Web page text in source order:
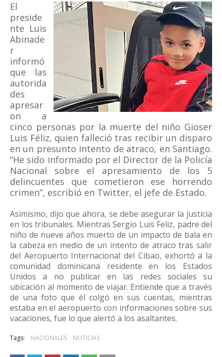
El
preside
nte Luis
Abinade
r
informó
que las
autorida
des
apresar
on a
cinco personas por la muerte del niño Gioser
Luis Féliz, quien falleció tras recibir un disparo
en un presunto intento de atraco, en Santiago.
“He sido informado por el Director de la Policía
Nacional sobre el apresamiento de los 5
delincuentes que cometieron ese horrendo
crimen”, escribió en Twitter, el jefe de Estado.
Asimismo, dijo que ahora, se debe asegurar la justicia
en los tribunales. Mientras Sergio Luis Feliz, padre del
niño de nueve años muerto de un impacto de bala en
la cabeza en medio de un intento de atraco tras salir
del Aeropuerto Internacional del Cibao, exhortó a la
comunidad dominicana residente en los Estados
Unidos a no publicar en las redes sociales su
ubicación al momento de viajar. Entiende que a través
de una foto que él colgó en sus cuentas, mientras
estaba en el aeropuerto con informaciones sobre sus
vacaciones, fue lo que alertó a los asaltantes.
Tags: NACIONALES NOTICIAS